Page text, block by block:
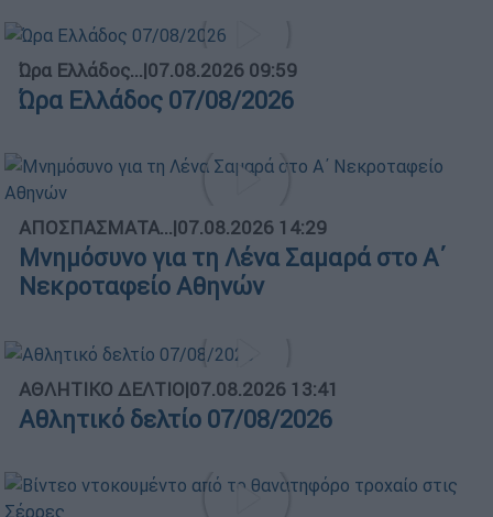
Ώρα Ελλάδος...|07.08.2026 09:59
Ώρα Ελλάδος 07/08/2026
ΑΠΟΣΠΑΣΜΑΤΑ...|07.08.2026 14:29
Μνημόσυνο για τη Λένα Σαμαρά στο Α΄
Νεκροταφείο Αθηνών
ΑΘΛΗΤΙΚΟ ΔΕΛΤΙΟ|07.08.2026 13:41
Αθλητικό δελτίο 07/08/2026